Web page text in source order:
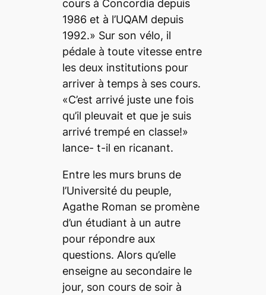
cours à Concordia depuis
1986 et à l’UQAM depuis
1992.» Sur son vélo, il
pédale à toute vitesse entre
les deux institutions pour
arriver à temps à ses cours.
«C’est arrivé juste une fois
qu’il pleuvait et que je suis
arrivé trempé en classe!»
lance- t-il en ricanant.
Entre les murs bruns de
l’Université du peuple,
Agathe Roman se promène
d’un étudiant à un autre
pour répondre aux
questions. Alors qu’elle
enseigne au secondaire le
jour, son cours de soir à